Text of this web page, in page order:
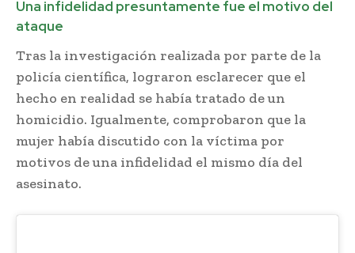
Una infidelidad presuntamente fue el motivo del
ataque
Tras la investigación realizada por parte de la
policía científica, lograron esclarecer que el
hecho en realidad se había tratado de un
homicidio. Igualmente, comprobaron que la
mujer había discutido con la víctima por
motivos de una infidelidad el mismo día del
asesinato.